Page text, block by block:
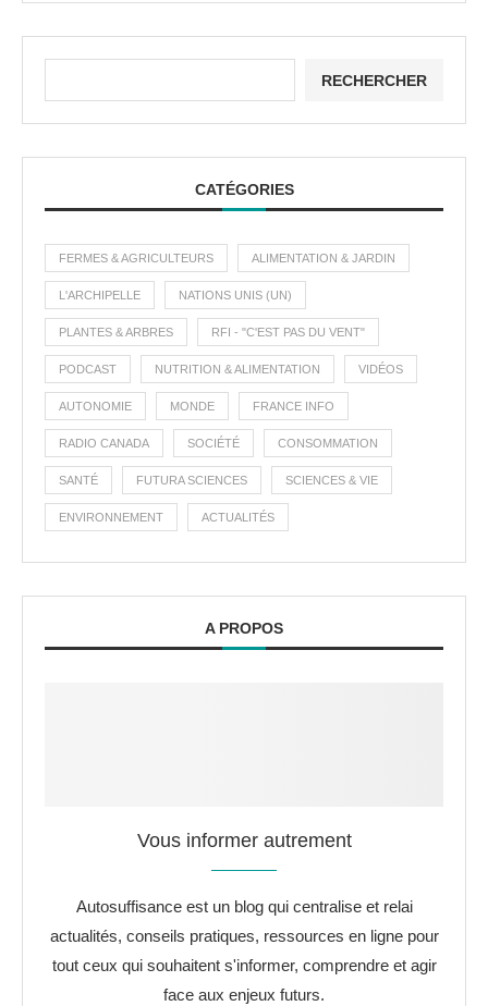
RECHERCHER
CATÉGORIES
FERMES & AGRICULTEURS ALIMENTATION & JARDIN
L'ARCHIPELLE NATIONS UNIS (UN)
PLANTES & ARBRES RFI - "C'EST PAS DU VENT"
PODCAST NUTRITION & ALIMENTATION VIDÉOS
AUTONOMIE MONDE FRANCE INFO
RADIO CANADA SOCIÉTÉ CONSOMMATION
SANTÉ FUTURA SCIENCES SCIENCES & VIE
ENVIRONNEMENT ACTUALITÉS
A PROPOS
Vous informer autrement
Autosuffisance est un blog qui centralise et relai
actualités, conseils pratiques, ressources en ligne pour
tout ceux qui souhaitent s'informer, comprendre et agir
face aux enjeux futurs.